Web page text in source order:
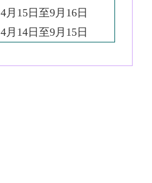
4月15日至9月16日
4月14日至9月15日